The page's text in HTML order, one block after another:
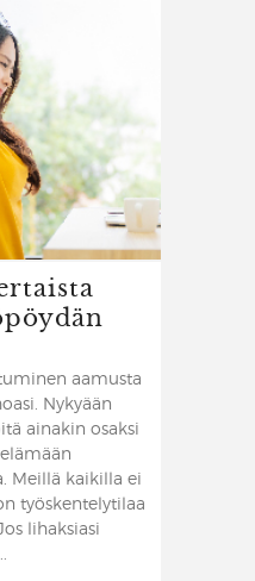
aamusta
Nykyään
ainakin osaksi
Meillä kaikilla ei
työskentelytilaa
lihaksiasi